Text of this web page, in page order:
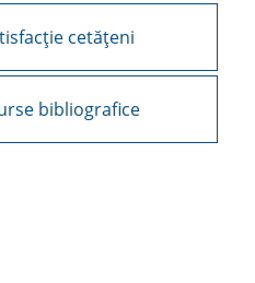
cetățeni
bibliografice